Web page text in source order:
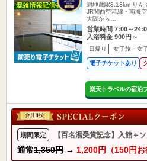
蛸地蔵駅8.13km りん
JR関西空港線・南海
大阪から…
営業時間 7:00～
入浴料金 900円～
日帰り 女子旅・女
電子チケットあり
楽天トラベルの宿泊
期間限定 【百名湯受賞記念】入館＋
通常1,350円 → 1,200円（150円お